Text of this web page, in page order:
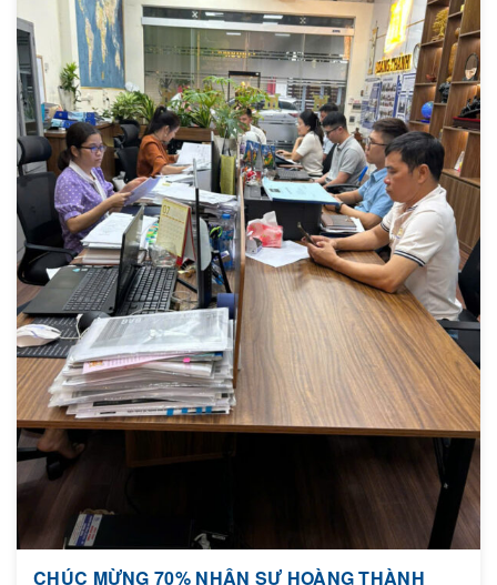
CHÚC MỪNG 70% NHÂN SỰ HOÀNG THÀNH